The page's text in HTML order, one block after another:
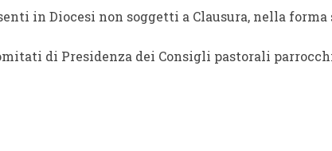
in Diocesi non soggetti a Clausura, nella
di Presidenza dei Consigli pastorali